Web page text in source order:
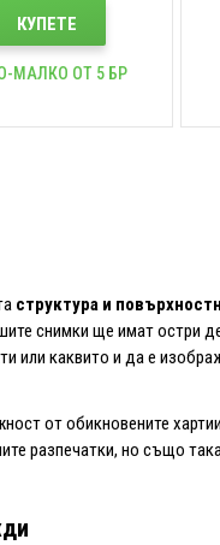
КУПЕТЕ
МАЛКО ОТ 5 БР
структура и
снимки ще имат остри
или каквито и да е
от обикновените
разпечатки, но също